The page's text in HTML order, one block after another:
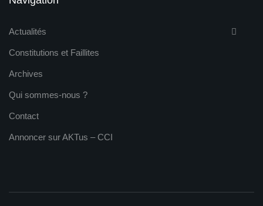
Actualités
Constitutions et Faillites
Archives
Qui sommes-nous ?
Contact
Annoncer sur AKTus – CCI